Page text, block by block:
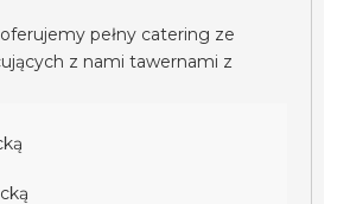
pełny catering ze
z nami tawernami z